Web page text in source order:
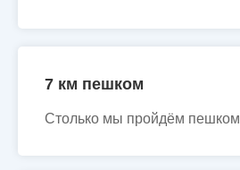
7 км пешком
Столько мы пройдём пешком